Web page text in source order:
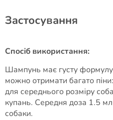
Застосування
Спосіб використання:
Шампунь має густу
можно отримати багато
для середнього розміру
купань. Середня доза 1.5
собаки.